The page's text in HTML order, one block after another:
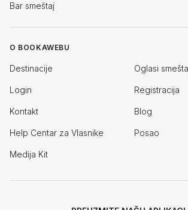
Bar smeštaj
O BOOKAWEBU
Destinacije Oglasi
Login Registracija
Kontakt Blog
Help Centar za Vlasnike Posao
Medija Kit